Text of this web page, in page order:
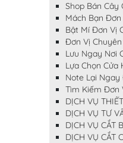
Shop Bán
Mách Bạn
Bật Mí Đơn Vị
Đơn Vị
Lưu Ngay Nơi
Lựa Chọn
Note Lại Ngay
Tìm Kiếm Đơn
DỊCH VỤ
DỊCH VỤ TƯ
DỊCH VỤ CẮT
DỊCH VỤ CẮT